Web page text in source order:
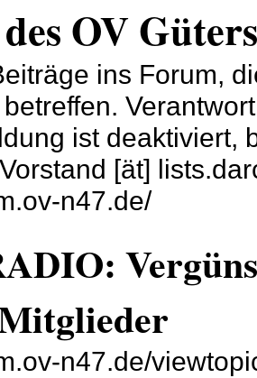
OV
ins Forum,
ist deaktiviert,
[ät]
n47.de/
n47.de/